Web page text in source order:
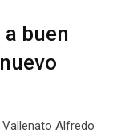
buen
Alfredo